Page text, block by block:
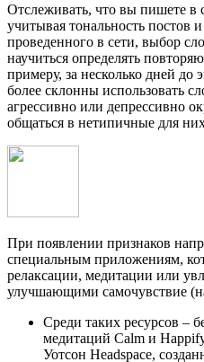
Отслеживать, что вы пишете в
учитывая тональность постов
проведенного в сети, выбор
научиться определять
примеру, за несколько дней до
более склонны использовать
агрессивно или депрессивно
общаться в нетипичные для
При появлении признаков
специальным приложениям,
релаксации, медитации или
улучшающими самочувствие
Среди таких ресурсов –
медитаций Calm и
Уотсон Headspace,